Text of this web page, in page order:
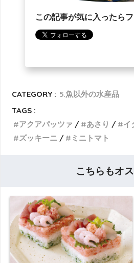
この記事が気に入ったら
CATEGORY : 5.魚以外の水産品
TAGS :
アクアパッツァ
あさり イ
ズッキーニ
ミニトマト
こちらもオ